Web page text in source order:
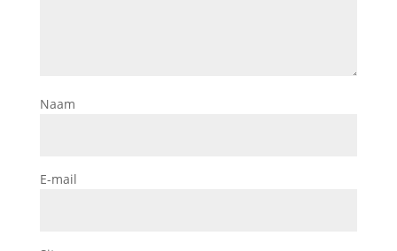
Naam
E-mail